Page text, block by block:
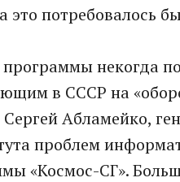
потребовалось
некогда
в СССР на
Сергей Абламейко,
проблем
«Космос-СГ».